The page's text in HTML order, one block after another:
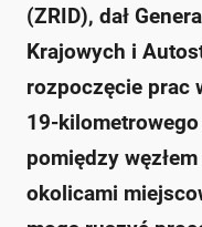
(ZRID), dał
Krajowych i
rozpoczęcie prac
19-
pomiędzy
okolicami